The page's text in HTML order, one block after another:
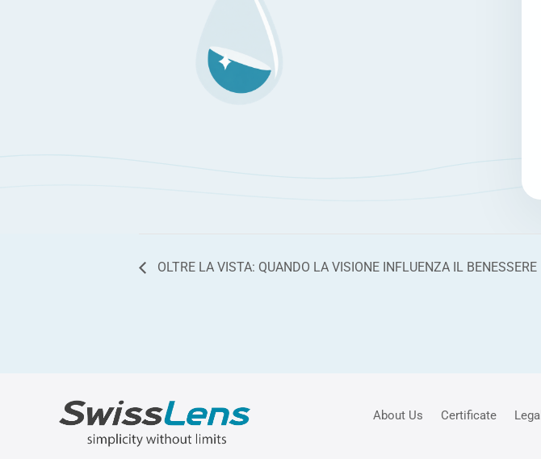
OLTRE LA VISTA: QUANDO LA VISIONE INFLUENZA IL BENESSERE
About Us Certificate Legal